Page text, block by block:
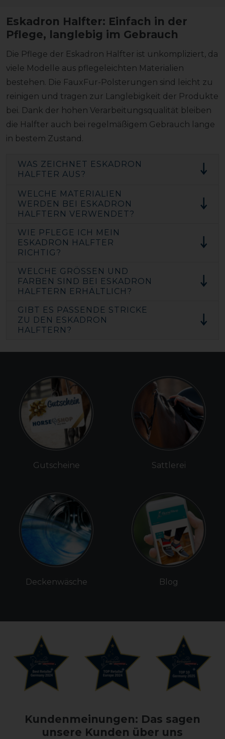
Eskadron Halfter: Einfach in der
Pflege, langlebig im Gebrauch
Die Pflege der Eskadron Halfter ist unkompliziert, da
viele Modelle aus pflegeleichten Materialien
bestehen. Die FauxFur-Polsterungen sind leicht zu
reinigen und tragen zur Langlebigkeit der Produkte
bei. Dank der hohen Verarbeitungsqualität bleiben
die Halfter auch bei regelmäßigem Gebrauch lange
in bestem Zustand.
WAS ZEICHNET ESKADRON
HALFTER AUS?
WELCHE MATERIALIEN
WERDEN BEI ESKADRON
HALFTERN VERWENDET?
WIE PFLEGE ICH MEIN
ESKADRON HALFTER
RICHTIG?
WELCHE GRÖSSEN UND F
ARBEN SIND BEI ESKADRON H
ALFTERN ERHÄLTLICH?
GIBT ES PASSENDE STRICKE
ZU DEN ESKADRON
HALFTERN?
Gutscheine
Deckenwäsche
Sattlerei
Blog
Kundenmeinungen: Das sagen
unsere Kunden über uns